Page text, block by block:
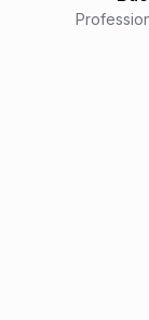
8.8
8.8